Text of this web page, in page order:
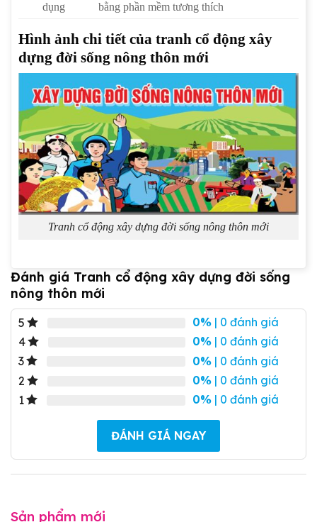
dụng
bằng phần mềm tương thích
Hình ảnh chi tiết của tranh cổ động xây
dựng đời sống nông thôn mới
Tranh cổ động xây dựng đời sống nông thôn mới
Đánh giá Tranh cổ động xây dựng đời sống
nông thôn mới
5 0% | 0 đánh giá
4
0% | 0 đánh giá
3
0% | 0 đánh giá
2
0% | 0 đánh giá
1
0% | 0 đánh giá
ĐÁNH GIÁ NGAY
Sản phẩm mới